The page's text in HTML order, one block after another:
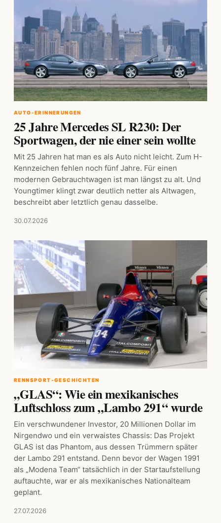
AUTO-ERINNERUNGEN
25 Jahre Mercedes SL R230: Der
Sportwagen, der nie einer sein wollte
Mit 25 Jahren hat man es als Auto nicht leicht. Zum H-
Kennzeichen fehlen noch fünf Jahre. Für einen
modernen Gebrauchtwagen ist man längst zu alt. Und
Youngtimer klingt zwar deutlich netter als Altwagen,
beschreibt aber letztlich genau dasselbe.
30.07.2026
RENNSPORT-GESCHICHTEN
„GLAS“: Wie ein mexikanisches
Luftschloss zum „Lambo 291“ wurde
Ein verschwundener Investor, 20 Millionen Dollar im
Nirgendwo und ein verwaistes Chassis: Das Projekt
GLAS ist das Phantom, aus dessen Trümmern später
der Lambo 291 entstand. Denn bevor der Wagen 1991
als „Modena Team“ tatsächlich in der Startaufstellung
auftauchte, war er als mexikanisches Nationalteam
geplant.
27.07.2026